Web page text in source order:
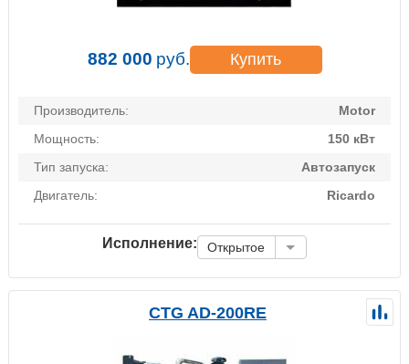
882 000 руб. Купить
Производитель:
Motor
Мощность:
150 кВт
Тип запуска:
Автозапуск
Двигатель:
Ricardo
Исполнение: Открытое
CTG AD-200RE